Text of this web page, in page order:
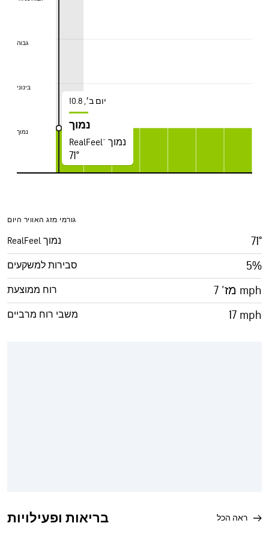
גבוה
בינוני
נמוך
גבוה
בינוני
נמוך
יום ב׳, 10.8
נמוך
RealFeel® נמוך
71°
גורמי מזג האוויר היום
RealFeel נמוך 71°
סבירות למשקעים 5%
רוח ממוצעת מז' 7 mph
משבי רוח מרביים 17 mph
בריאות ופעילויות ראה הכל